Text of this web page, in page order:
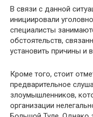
В связи с данной
инициировали
специалисты
обстоятельств,
установить причины и
Кроме того, стоит
предварительное
злоумышленников,
организации